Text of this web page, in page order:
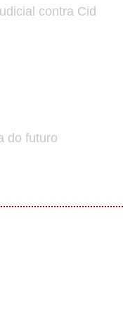
contra Cid
do futuro